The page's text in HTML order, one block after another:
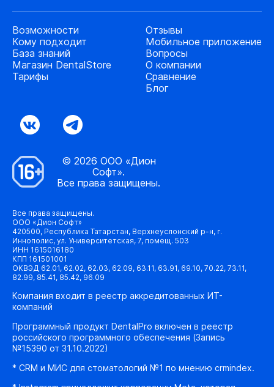
Возможности
Кому подходит
База знаний
Магазин DentalStore
Тарифы
Отзывы
Мобильное приложение
Вопросы
О компании
Сравнение
Блог
© 2026 ООО «Дион
Софт».
Все права защищены.
Все права защищены.
ООО «Дион Софт»
420500, Республика Татарстан, Верхнеуслонский р-н, г.
Иннополис, ул. Университетская, 7, помещ. 503
ИНН 1615016180
КПП 161501001
ОКВЭД 62.01, 62.02, 62.03, 62.09, 63.11, 63.91, 69.10, 70.22, 73.11,
82.99, 85.41, 85.42, 96.09
Компания входит в реестр аккредитованных ИТ-
компаний
Программный продукт DentalPro включен в реестр
российского программного обеспечения (Запись
№15390 от 31.10.2022)
* CRM и МИС для стоматологий №1 по мнению crmindex.